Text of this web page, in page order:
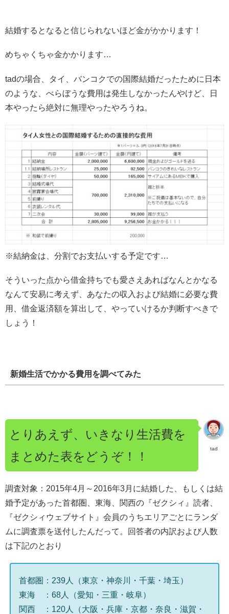
結婚するとなると信じられないほど金がかかります！
めちゃくちゃ金かかります…
tadの場合、タイ、バンコクでの国際結婚だったために日本
のような、べらぼうな費用は発生しなかったんやけど、日
本やったら絶対に無理やったやろうね。
※結納金は、分割でお支払いする予定です…
そういった点から借金持ちでも愛さえあればなんとかなる
なんて安易に考えず、あなたの収入および結婚に必要な費
用、借金返済額を算出して、やっていけるか判断すべきで
しょう！
新婚生活でかかる費用を調べてみた
tad
とりあえず、いきなり生活費を
まとめた表をどうぞ！！
調査対象：2015年4月～2016年3月に結婚した、もしくは結
婚予定があった首都圏、東海、関西の『ゼクシィ』読者、
『ゼクシィウェブサイト』会員のうちエリアごとにランダ
ムに調査票を送付したんだって。回答者の内訳および人数
は下記のとおり
首都圏：239人（東京・神奈川・千葉・埼玉）
東海 ：68人（愛知・三重・岐阜）
関西 ：120人（大阪・兵庫・京都・奈良・滋賀・